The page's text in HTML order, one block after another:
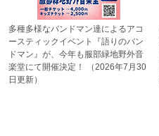
多種多様なバンドマン達によるアコ
ースティックイベント
『語りのバン
ドマン』が、今年も 服部緑地野外音
楽堂にて開催決定！
（2026年7月30
日更新）